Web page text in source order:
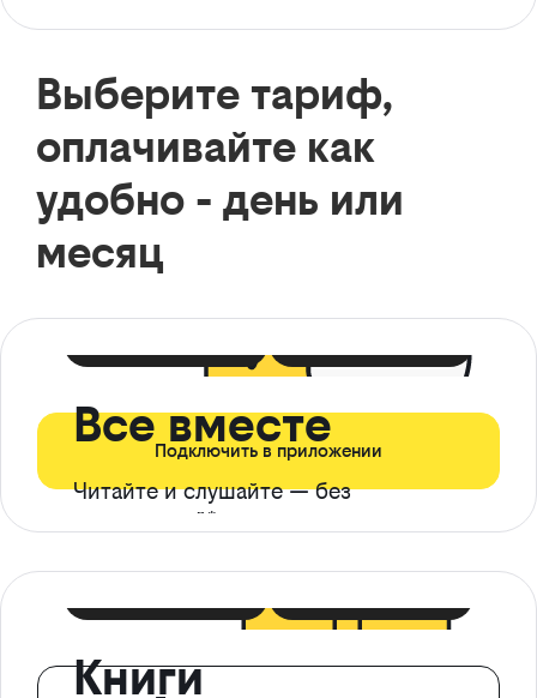
Выберите тариф,
оплачивайте как
удобно - день или
месяц
Все вместе
Читайте и слушайте — без
ограничений*
Подключить в приложении
Книги